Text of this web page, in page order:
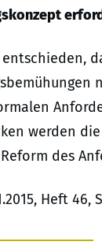
entschieden,
werden
des
Heft